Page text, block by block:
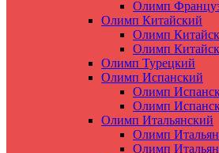
Олимп
Олимп Китайский
Олимп
Олимп
Олимп Турецкий
Олимп Испанский
Олимп
Олимп
Олимп Итальянский
Олимп
Олимп